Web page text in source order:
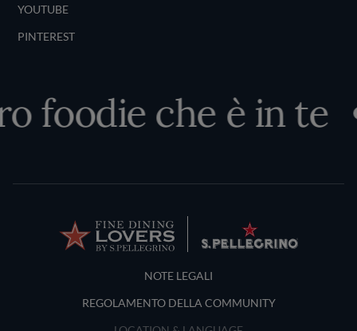
YOUTUBE
PINTEREST
foodie che è in te
Terms and Conditions
NOTE LEGALI
REGOLAMENTO DELLA COMMUNITY